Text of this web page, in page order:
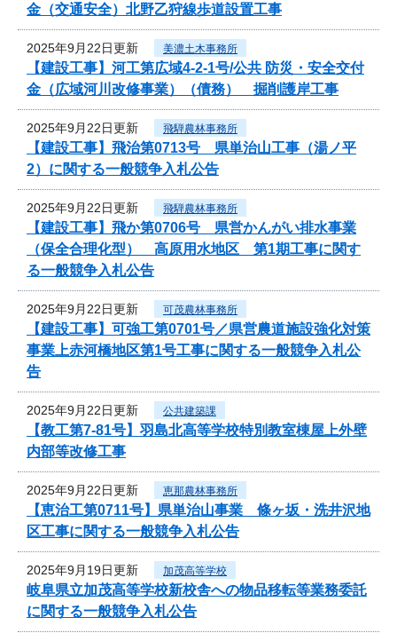
金（交通安全）北野乙狩線歩道設置工事
2025年9月22日更新 美濃土木事務所
【建設工事】河工第広域4-2-1号/公共 防災・安全交付
金（広域河川改修事業）（債務） 掘削護岸工事
2025年9月22日更新 飛騨農林事務所
【建設工事】飛治第0713号 県単治山工事（湯ノ平
2）に関する一般競争入札公告
2025年9月22日更新 飛騨農林事務所
【建設工事】飛か第0706号 県営かんがい排水事業
（保全合理化型） 高原用水地区 第1期工事に関す
る一般競争入札公告
2025年9月22日更新 可茂農林事務所
【建設工事】可強工第0701号／県営農道施設強化対策
事業上赤河橋地区第1号工事に関する一般競争入札公
告
2025年9月22日更新 公共建築課
【教工第7-81号】羽島北高等学校特別教室棟屋上外壁
内部等改修工事
2025年9月22日更新 恵那農林事務所
【恵治工第0711号】県単治山事業 條ヶ坂・洗井沢地
区工事に関する一般競争入札公告
2025年9月19日更新 加茂高等学校
岐阜県立加茂高等学校新校舎への物品移転等業務委託
に関する一般競争入札公告